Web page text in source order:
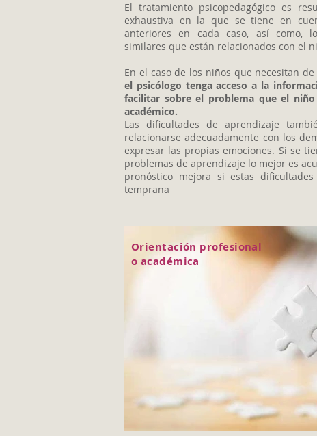
El tratamiento psicopedagógico es
exhaustiva en la que se tiene en
anteriores en cada caso, así como,
similares que están relacionados con el
En el caso de los niños que necesitan
el psicólogo tenga acceso a la
facilitar sobre el problema que el
académico.
Las dificultades de aprendizaje
relacionarse adecuadamente con los
expresar las propias emociones. Si se
problemas de aprendizaje lo mejor es
pronóstico mejora si estas
temprana
Orientación profesional
o académica